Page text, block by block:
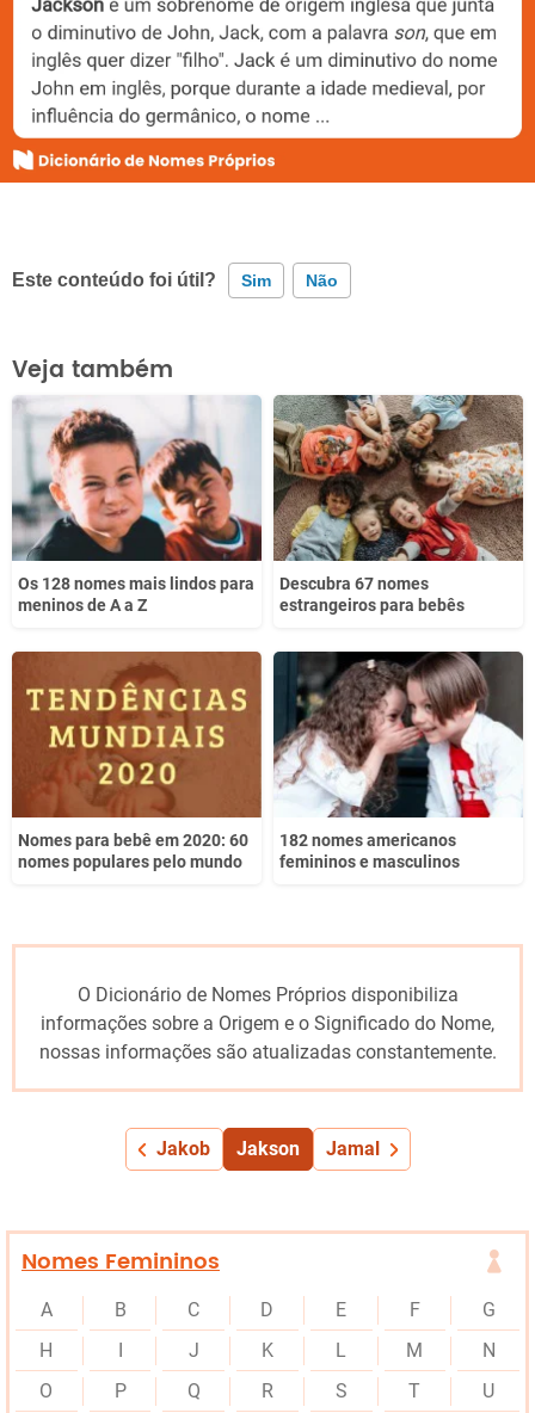
Este conteúdo foi útil? Sim Não
Este conteúdo contém informação incorreta
Este conteúdo não tem a informação que procuro
Outro
Veja também
Os 128 nomes mais lindos para
meninos de A a Z
Descubra 67 nomes
estrangeiros para bebês
Nomes para bebê em 2020: 60
nomes populares pelo mundo
182 nomes americanos
femininos e masculinos
O Dicionário de Nomes Próprios disponibiliza
informações sobre a Origem e o Significado do Nome,
nossas informações são atualizadas constantemente.
Jakob Jakson Jamal
Nomes Femininos
A B C D E F
G
H
J K L M
N
O
P Q R S T
U